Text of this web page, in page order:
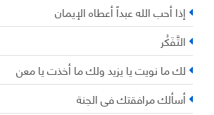
إذا أحب الله عبداً أعطاه الإيمان
التَّفَكُر
لك ما نويت يا يزيد ولك ما أخذت يا معن
أسألك مرافقتك في الجنة